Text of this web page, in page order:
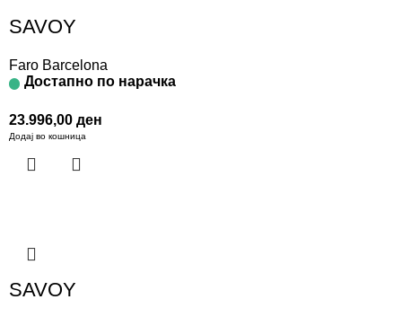
SAVOY
Faro Barcelona
Достапно по нарачка
23.996,00 ден
Додај во кошница
SAVOY